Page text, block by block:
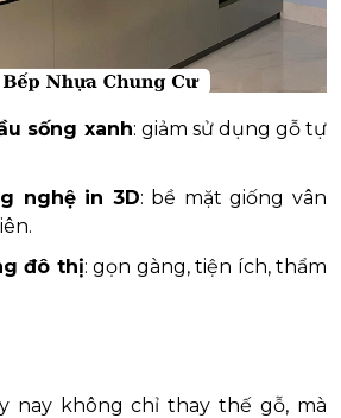
sống xanh: giảm sử dụng gỗ tự
nghệ in 3D: bề mặt giống vân
đô thị: gọn gàng, tiện ích, thẩm
nay không chỉ thay thế gỗ, mà